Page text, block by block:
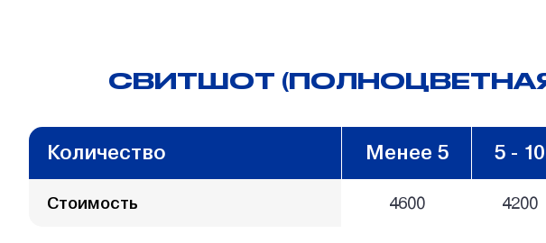
СВИТШОТ
Количество Менее 5 5 - 10
Стоимость 4600 4200